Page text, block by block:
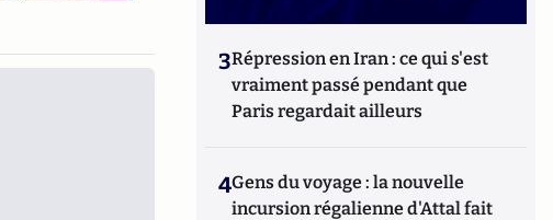
3Répression en Iran : ce qui s'est
vraiment passé pendant que
Paris regardait ailleurs
4Gens du voyage : la nouvelle
incursion régalienne d'Attal fait